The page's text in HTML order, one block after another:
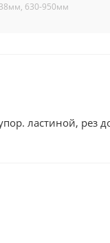
38мм, 630-950мм
ластиной, рез